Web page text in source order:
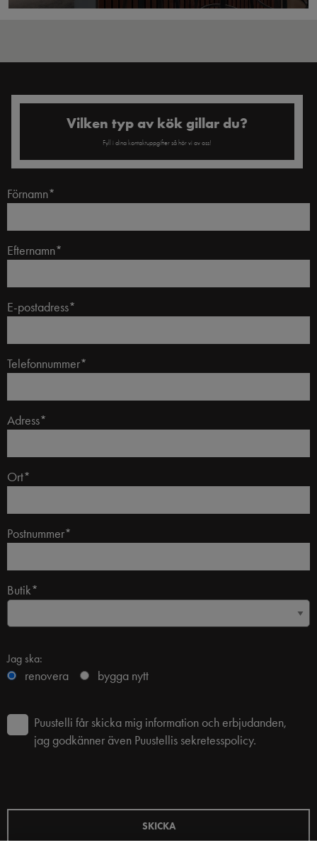
Vilken typ av kök gillar du?
Fyll i dina kontaktuppgifter så hör vi av oss!
Förnamn*
Efternamn*
E-postadress*
Telefonnummer*
Adress*
Ort*
Postnummer*
Butik*
Jag ska:
renovera bygga nytt
Puustelli får skicka mig information och erbjudanden,
jag godkänner även Puustellis sekretesspolicy.